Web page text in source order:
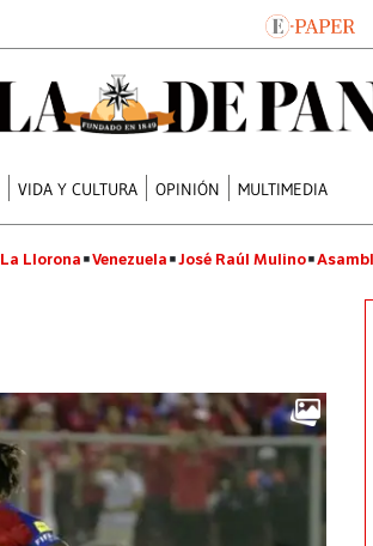
VIDA Y CULTURA OPINIÓN MULTIMEDIA
La Llorona Venezuela José Raúl Mulino